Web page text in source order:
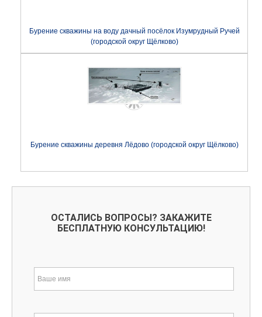
Бурение скважины на воду дачный посёлок Изумрудный Ручей
(городской округ Щёлково)
Бурение скважины деревня Лёдово (городской округ Щёлково)
ОСТАЛИСЬ ВОПРОСЫ? ЗАКАЖИТЕ
БЕСПЛАТНУЮ КОНСУЛЬТАЦИЮ!